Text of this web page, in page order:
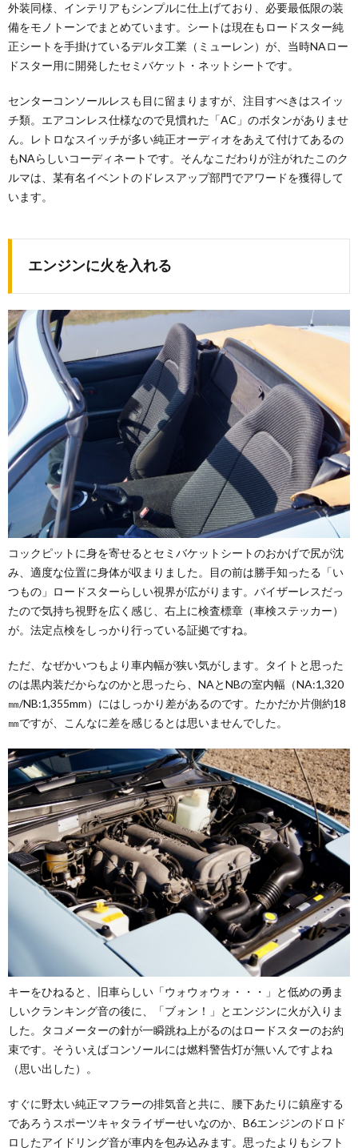
外装同様、インテリアもシンプルに仕上げており、必要最低限の装
備をモノトーンでまとめています。シートは現在もロードスター純
正シートを手掛けているデルタ工業（ミューレン）が、当時NAロー
ドスター用に開発したセミバケット・ネットシートです。
センターコンソールレスも目に留まりますが、注目すべきはスイッ
チ類。エアコンレス仕様なので見慣れた「AC」のボタンがありませ
ん。レトロなスイッチが多い純正オーディオをあえて付けてあるの
もNAらしいコーディネートです。そんなこだわりが注がれたこのク
ルマは、某有名イベントのドレスアップ部門でアワードを獲得して
います。
エンジンに火を入れる
コックピットに身を寄せるとセミバケットシートのおかげで尻が沈
み、適度な位置に身体が収まりました。目の前は勝手知ったる「い
つもの」ロードスターらしい視界が広がります。バイザーレスだっ
たので気持ち視野を広く感じ、右上に検査標章（車検ステッカー）
が。法定点検をしっかり行っている証拠ですね。
ただ、なぜかいつもより車内幅が狭い気がします。タイトと思った
のは黒内装だからなのかと思ったら、NAとNBの室内幅（NA:1,320
㎜/NB:1,355mm）にはしっかり差があるのです。たかだか片側約18
㎜ですが、こんなに差を感じるとは思いませんでした。
キーをひねると、旧車らしい「ウォウォウォ・・・」と低めの勇ま
しいクランキング音の後に、「ブォン！」とエンジンに火が入りま
した。タコメーターの針が一瞬跳ね上がるのはロードスターのお約
束です。そういえばコンソールには燃料警告灯が無いんですよね
（思い出した）。
すぐに野太い純正マフラーの排気音と共に、腰下あたりに鎮座する
であろうスポーツキャタライザーせいなのか、B6エンジンのドロド
ロしたアイドリング音が車内を包み込みます。思ったよりもシフト